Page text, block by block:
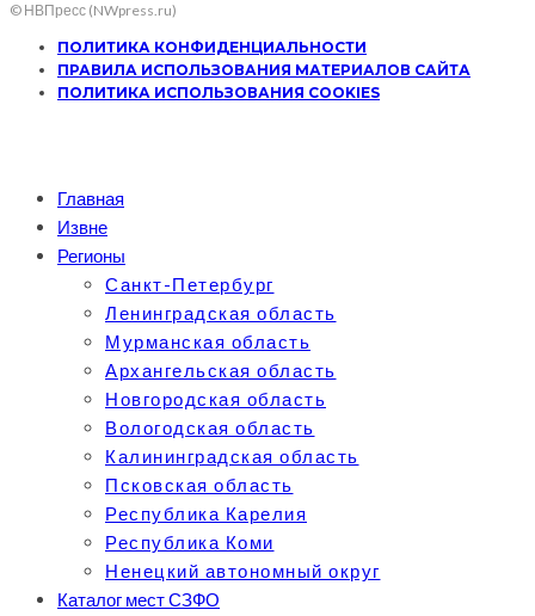
© НВПресс (NWpress.ru)
ПОЛИТИКА КОНФИДЕНЦИАЛЬНОСТИ
ПРАВИЛА ИСПОЛЬЗОВАНИЯ МАТЕРИАЛОВ САЙТА
ПОЛИТИКА ИСПОЛЬЗОВАНИЯ COOKIES
Главная
Извне
Регионы
Санкт-Петербург
Ленинградская область
Мурманская область
Архангельская область
Новгородская область
Вологодская область
Калининградская область
Псковская область
Республика Карелия
Республика Коми
Ненецкий автономный округ
Каталог мест СЗФО